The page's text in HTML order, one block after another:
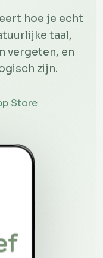
hoe je echt
taal,
vergeten, en
zijn.